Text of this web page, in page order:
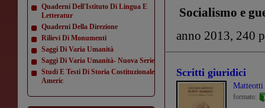
Quaderni Dell'Istituto Di Lingua E
Letteratur
Quaderni Della Direzione
Rilievi Di Monumenti
Saggi Di Varia Umanità
Saggi Di Varia Umanità- Nuova Serie
Studi E Testi Di Storia Costituzionale
Americ
Socialismo e
anno 2013, 240
Scritti giuridici
Matteotti
formato: